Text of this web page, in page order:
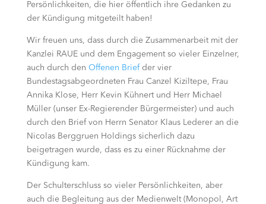
Persönlichkeiten, die hier öffentlich ihre Gedanken zu
der Kündigung mitgeteilt haben!
Wir freuen uns, dass durch die Zusammenarbeit mit der
Kanzlei RAUE und dem Engagement so vieler Einzelner,
auch durch den Offenen Briefder vier
Bundestagsabgeordneten Frau Canzel Kiziltepe, Frau
Annika Klose, Herr Kevin Kühnert und Herr Michael
Müller (unser Ex-Regierender Bürgermeister) und auch
durch den Brief von Herrn Senator Klaus Lederer an die
Nicolas Berggruen Holdings sicherlich dazu
beigetragen wurde, dass es zu einer Rücknahme der
Kündigung kam.
Der Schulterschluss so vieler Persönlichkeiten, aber
auch die Begleitung aus der Medienwelt (Monopol, Art